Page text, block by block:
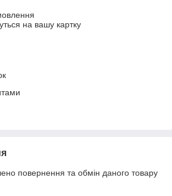
на вашу картку
повернення та обмін даного товару